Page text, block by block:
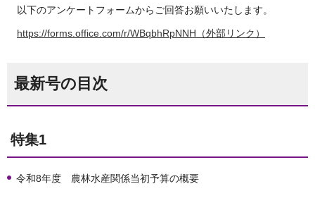
以下のアンケートフォームからご回答お願いいたします。
https://forms.office.com/r/WBqbhRpNNH（外部リンク）
最新号の目次
特集1
令和8年度 農林水産関係当初予算の概要